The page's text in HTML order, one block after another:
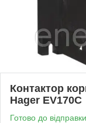
Контактор
Hager EV170C
Готово до відправки